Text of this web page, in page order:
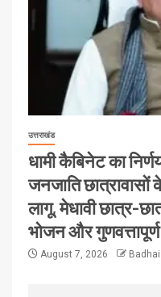
उत्तराखंड
धामी कैबिनेट का
जनजाति
लागू, मेधावी छात्र-
भोजन और
August 7, 2026